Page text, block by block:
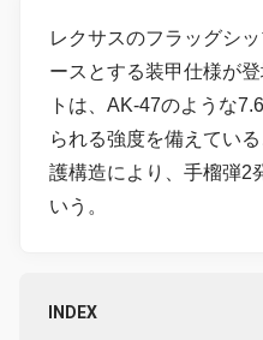
レクサスのフラッグシ
ースとする装甲仕様が
トは、AK-47のような
られる強度を備えてい
護構造により、手榴弾2
いう。
INDEX